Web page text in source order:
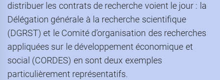
distribuer les contrats de recherche voient le jour : la
Délégation générale à la recherche scientifique
(DGRST) et le Comité d’organisation des recherches
appliquées sur le développement économique et
social (CORDES) en sont deux exemples
particulièrement représentatifs.